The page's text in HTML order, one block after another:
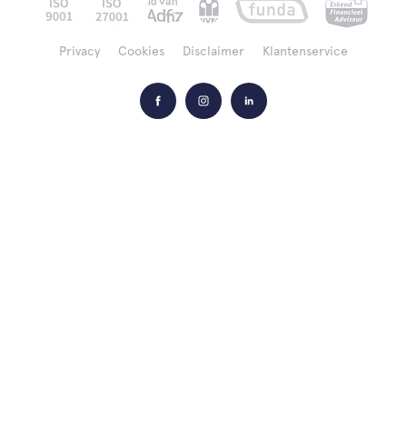
Privacy Cookies Disclaimer Klantenservice